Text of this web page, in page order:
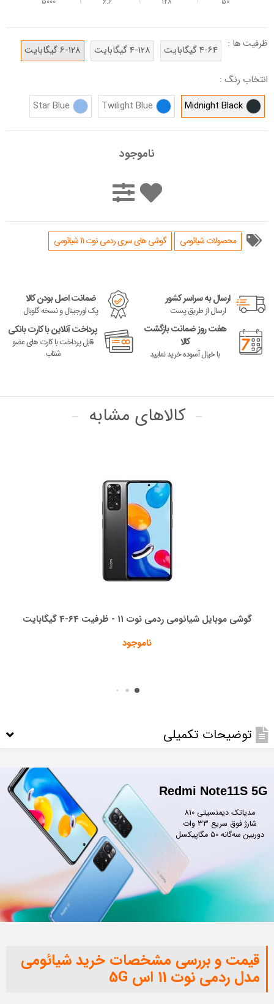
ظرفیت ها : 4-64 گیگابایت 4-128 گیگابایت 6-128 گیگابایت
انتخاب رنگ :
Midnight Black
Twilight Blue
Star Blue
ناموجود
محصولات شیائومی گوشی های سری ردمی نوت 11 شیائومی
ارسال به سراسر کشور
ارسال از طریق پست
ضمانت اصل بودن کالا
پک اورجینال و نسخه گلوبال
هفت روز ضمانت بازگشت
کالا
با خیال آسوده خرید نمایید
پرداخت آنلاین با کارت بانکی
قابل پرداخت با کارت های عضو
شتاب
کالاهای مشابه
گوشی موبایل شیائومی ردمی نوت 11 - ظرفیت 64-4 گیگابایت
ناموجود
توضیحات تکمیلی
Redmi Note11S 5G
مدیاتک دیمنسیتی 810
شارژ فوق سریع 33 وات
دوربین سه‌گانه 50 مگاپیکسل
قیمت و بررسی مشخصات خرید شیائومی
مدل ردمی نوت 11 اس 5G